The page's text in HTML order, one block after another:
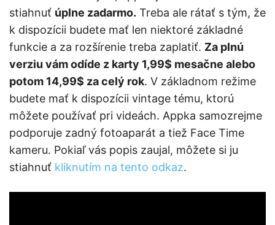
stiahnuť úplne zadarmo. Treba ale rátať s tým, že
k dispozícii budete mať len niektoré základné
funkcie a za rozšírenie treba zaplatiť. Za plnú
verziu vám odíde z karty 1,99$ mesačne alebo
potom 14,99$ za celý rok. V základnom režime
budete mať k dispozícii vintage tému, ktorú
môžete používať pri videách. Appka samozrejme
podporuje zadný fotoaparát a tiež Face Time
kameru. Pokiaľ vás popis zaujal, môžete si ju
stiahnuť kliknutím na tento odkaz.